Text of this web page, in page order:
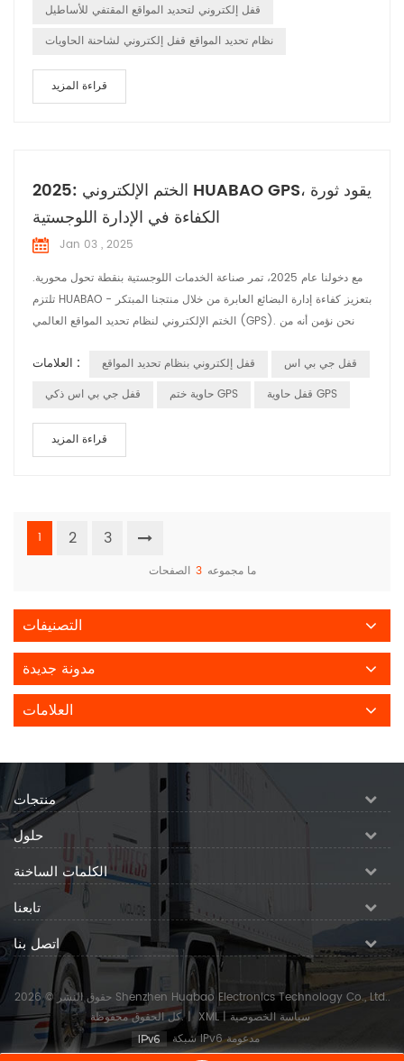
قفل إلكتروني لتحديد المواقع المقتفي للأساطيل
نظام تحديد المواقع قفل إلكتروني لشاحنة الحاويات
قراءة المزيد
2025: الختم الإلكتروني HUABAO GPS، يقود ثورة
الكفاءة في الإدارة اللوجستية
Jan 03 , 2025
مع دخولنا عام 2025، تمر صناعة الخدمات اللوجستية بنقطة تحول محورية.
تلتزم HUABAO بتعزيز كفاءة إدارة البضائع العابرة من خلال منتجنا المبتكر -
الختم الإلكتروني لنظام تحديد المواقع العالمي (GPS). نحن نؤمن أنه من
وبالتالي تقديم قيمة أكبر لعملائنا. الختم الإلكتروني لنظام تحديد المواقع
العالمي (GPS): شريك جديد في الخدمات اللوجستية الذكي...
العلامات : قفل إلكتروني بنظام تحديد المواقع
قفل جي بي اس
قفل جي بي اس ذكي
حاوية ختم GPS قفل حاوية GPS
قراءة المزيد
1 2 3
ما مجموعه 3 الصفحات
التصنيفات
مدونة جديدة
العلامات
منتجات
حلول
الكلمات الساخنة
تابعنا
اتصل بنا
حقوق النشر © 2026 Shenzhen Huabao Electronics Technology Co., Ltd..
كل الحقوق محفوظة.| XML | سياسة الخصوصية
شبكة IPv6 مدعومة